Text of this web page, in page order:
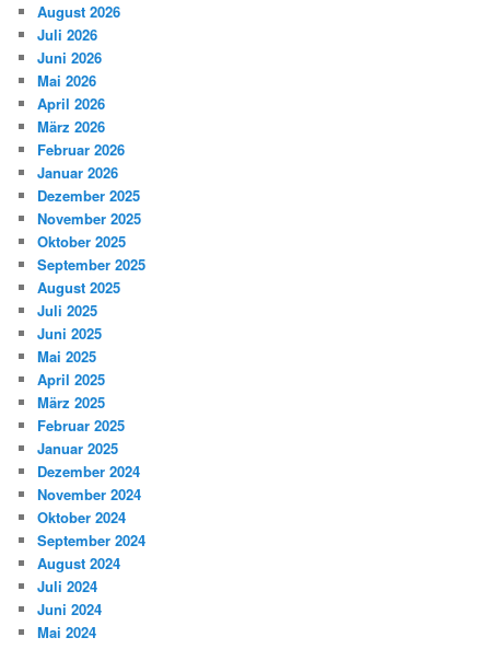
August 2026
Juli 2026
Juni 2026
Mai 2026
April 2026
März 2026
Februar 2026
Januar 2026
Dezember 2025
November 2025
Oktober 2025
September 2025
August 2025
Juli 2025
Juni 2025
Mai 2025
April 2025
März 2025
Februar 2025
Januar 2025
Dezember 2024
November 2024
Oktober 2024
September 2024
August 2024
Juli 2024
Juni 2024
Mai 2024